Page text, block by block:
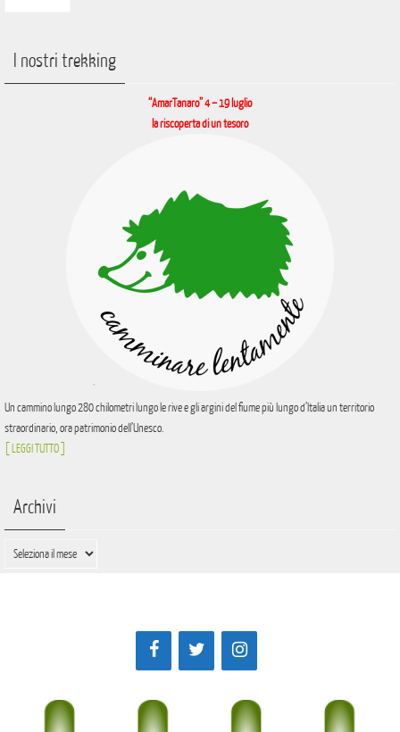
I nostri trekking
“AmarTanaro” 4 – 19 luglio
la riscoperta di un tesoro
Un cammino lungo 280 chilometri lungo le rive e gli argini del fiume più lungo d’Italia un territorio
straordinario, ora patrimonio dell’Unesco.
[ LEGGI TUTTO ]
Archivi
Archivi